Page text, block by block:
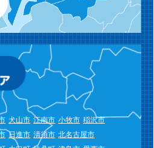
犬山市 江南市 小牧市 稲沢市
日進市 清須市 北名古屋市